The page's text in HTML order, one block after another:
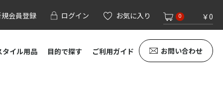
会員登録 ログイン お気に入り 0 ￥0
タイル用品 目的で探す ご利用ガイド お問い合わせ